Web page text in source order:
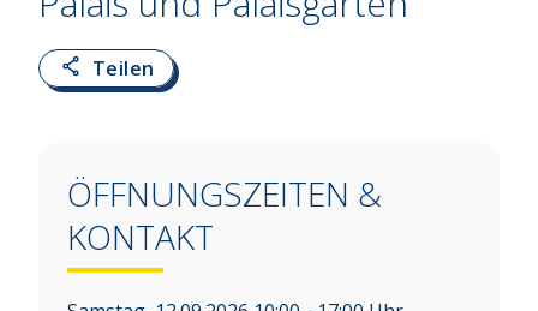
Teilen
ÖFFNUNGSZEITEN &
KONTAKT